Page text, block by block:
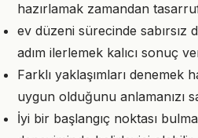
hazırlamak zamandan
ev düzeni sürecinde sabırsız
adım ilerlemek kalıcı sonuç
Farklı yaklaşımları denemek
uygun olduğunu anlamanızı
İyi bir başlangıç noktası